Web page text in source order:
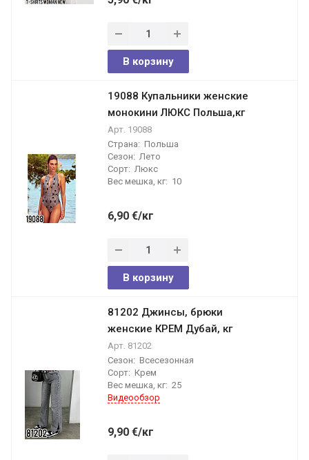
В корзину
19088 Купальники женские
монокини ЛЮКС Польша,кг
Арт. 19088
Страна: Польша
Сезон: Лето
Сорт: Люкс
Вес мешка, кг: 10
6,90 €/кг
В корзину
81202 Джинсы, брюки
женские КРЕМ Дубай, кг
Арт. 81202
Сезон: Всесезонная
Сорт: Крем
Вес мешка, кг: 25
Видеообзор
9,90 €/кг